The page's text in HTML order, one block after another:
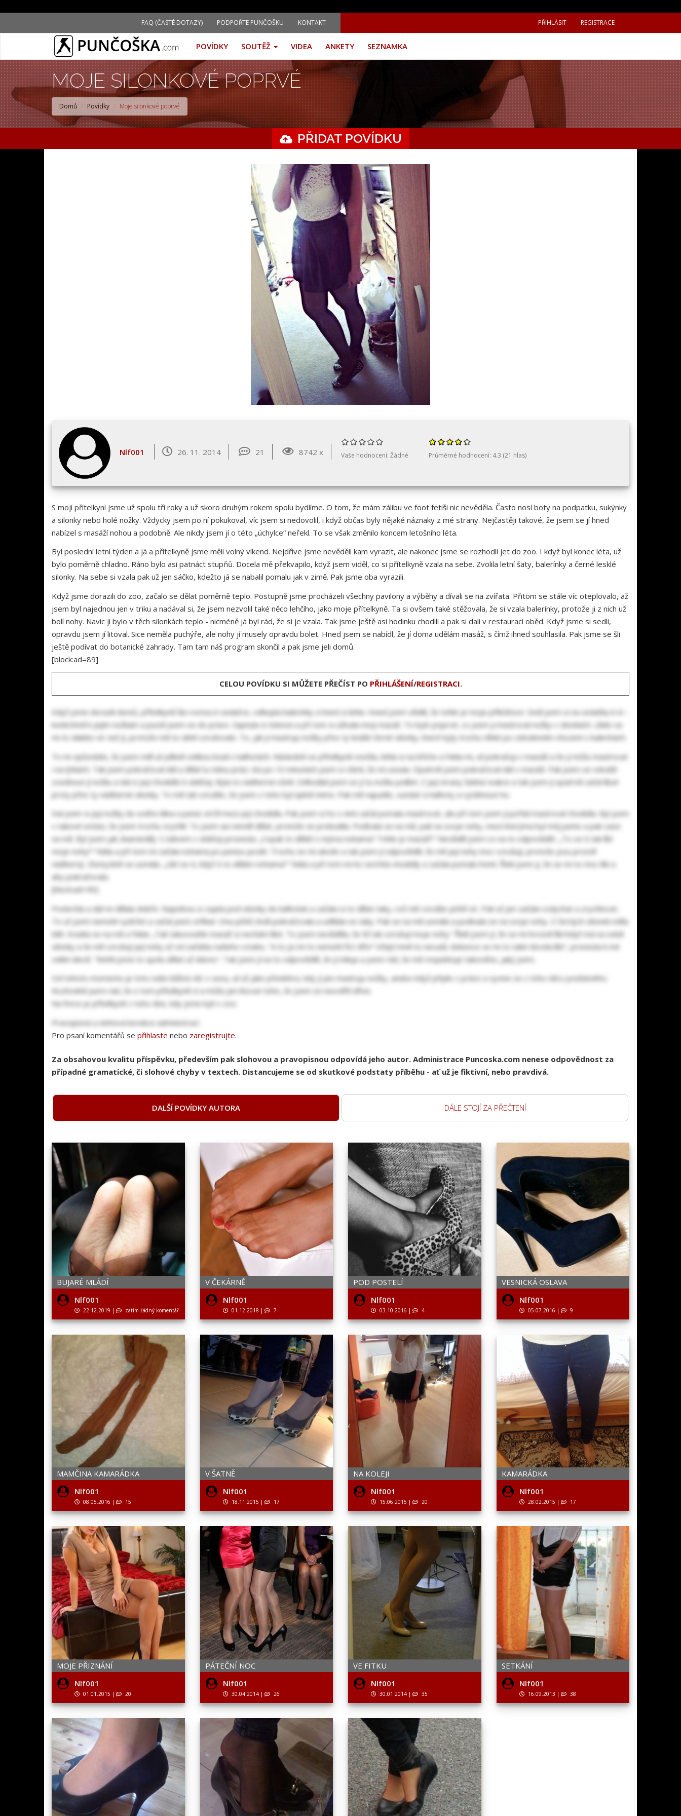
k
obsahu
FAQ (ČASTÉ DOTAZY) PODPOŘTE PUNČOŠKU KONTAKT PŘIHLÁSIT REGISTRACE
POVÍDKY SOUTĚŽ VIDEA ANKETY SEZNAMKA
MOJE SILONKOVÉ POPRVÉ
Domů Povídky Moje silonkové poprvé
PŘIDAT POVÍDKU
Nlf001 26. 11. 2014 21 8742 x Vaše hodnocení: Žádné Průměrné hodnocení: 4.3 (21 hlas)
S mojí přítelkyní jsme už spolu tři roky a už skoro druhým rokem spolu bydlíme. O tom, že mám zálibu ve foot fetiši nic nevěděla. Často nosí boty na podpatku, sukýnky
a silonky nebo holé nožky. Vždycky jsem po ní pokukoval, víc jsem si nedovolil, i když občas byly nějaké náznaky z mé strany. Nejčastěji takové, že jsem se jí hned
nabízel s masáží nohou a podobně. Ale nikdy jsem jí o této „úchylce“ neřekl. To se však změnilo koncem letošního léta.
Byl poslední letní týden a já a přítelkyně jsme měli volný víkend. Nejdříve jsme nevěděli kam vyrazit, ale nakonec jsme se rozhodli jet do zoo. I když byl konec léta, už
bylo poměrně chladno. Ráno bylo asi patnáct stupňů. Docela mě překvapilo, když jsem viděl, co si přítelkyně vzala na sebe. Zvolila letní šaty, balerínky a černé lesklé
silonky. Na sebe si vzala pak už jen sáčko, kdežto já se nabalil pomalu jak v zimě. Pak jsme oba vyrazili.
Když jsme dorazili do zoo, začalo se dělat poměrně teplo. Postupně jsme procházeli všechny pavilony a výběhy a dívali se na zvířata. Přitom se stále víc oteplovalo, až
jsem byl najednou jen v triku a nadával si, že jsem nezvolil také něco lehčího, jako moje přítelkyně. Ta si ovšem také stěžovala, že si vzala balerínky, protože ji z nich už
bolí nohy. Navíc jí bylo v těch silonkách teplo - nicméně já byl rád, že si je vzala. Tak jsme ještě asi hodinku chodili a pak si dali v restauraci oběd. Když jsme si sedli,
opravdu jsem jí litoval. Sice neměla puchýře, ale nohy jí musely opravdu bolet. Hned jsem se nabídl, že jí doma udělám masáž, s čímž ihned souhlasila. Pak jsme se šli
ještě podívat do botanické zahrady. Tam tam náš program skončil a pak jsme jeli domů.
[block:ad=89]
CELOU POVÍDKU SI MŮŽETE PŘEČÍST PO PŘIHLÁŠENÍ/REGISTRACI.
Když jsme dorazili domů, přítelkyně šla rovnou k sedačce, odkopla balerínky a hned si lehla. Hned jsem věděl, že tohle je moje příležitost. Sedl jsem si na sedačku k ní –
konkrétně k jejím nožkám a pustil jsem se do práce. Zapnula si televizi a při tom si užívala moji masáž. To bylo poprvé, co jsem ji masíroval nožky v silonkách. Líbilo se
mi to daleko víc než jí, protože mě to silně vzrušovalo. To, jak jí masíruju nožky přes ty lesklé černé silonky, které byly trochu vlhké po celodenním chození v balerínách.
To mi způsobilo, že jsem měl už pěkně velikou bouli v kalhotách. Následně se přítelkyně otočila, lehla si na břicho a řekla mi, ať pokračuji v masáži a že jí můžu masírovat
i na lýtkách. Tak jsem pokračoval dál a dělal tu milou práci. Asi po 10 minutách jsem si všiml, že mi usnula. Opatrně jsem pokračoval dál v masáži. Pak jsem se odvážil
zvednout jí nožku a dal si její chodidlo k obličeji. Byla to nádherná vůně. Odhodlal jsem se jí tu nožku políbit. Z její strany žádná reakce a tak jsem jí opatrně začal líbat
prsty přes ty nádherné silonky. To mě tak vzrušilo, že jsem z toho byl úplně mimo. Pak mě napadlo, sundat si kalhoty a vytáhnout ho.
Dal jsem si její nožky do svého klína a penis strčil mezi její chodidla. Pak jsem si ho s nimi začal pomalu masírovat, ale při tom jsem jí pořád masíroval chodidla. Byl jsem
v takové extázi, že jsem trochu zrychlil. To jsem asi neměl dělat, protože se probudila. Podívala se na mě, pak na svoje nohy, mezi kterýma byl můj penis a pak zase
na mě. Byl jsem jak zkamenělý. S údivem v obličeji pronesla: „Copak to děláš s mýma nohama? Tohle je masáž?“ Nevěděl jsem co na to odpovědět. „To se ti tak líbí
moje nohy?“ řekla a při tom mi začala nohama po penisu jezdit. Trochu se mi ulevilo a tak jsem jí odpověděl, že mě její nohy moc vzrušují, protože jsou prostě
nádherný. Zlomyslně se usmála. „Líbí se ti, když ti to dělám nohama?“ řekla a při tom mi ho sevřela chodidly a začala pomalu honit. Řekl jsem jí, že se mi to moc líbí a
aby pokračovala.
[block:ad=90]
Poslechla a dál mi dělala dobře. Najednou si zajela pod silonky do kalhotek a začala si to dělat taky, což mě vzrušilo ještě víc. Pak už jen začala vzdychat a zrychlovat.
To už jsem nemohl vydržet a začal jsem stříkat. Ona ještě chvíli pokračovala a udělala se taky. Pak se na mě usmála a podívala se na svoje nohy. Z černých silonek měla
bílé. Koukla se na mě a řekla: „Tak takovouhle masáž si nechám líbit. To jsem nevěděla, že tě tak vzrušují moje nohy.“ Řekl jsem jí, že se mi hrozně líbí když má na sobě
silonky a že mě vzrušují její nohy už od začátku našeho vztahu. "A to jsi mi to nemohl říct dřív? Vždyť mně to nevadí, dokonce se mi to také docela líbí", pronesla k mé
velké úlevě. "Mohli jsme to spolu dělat už dávno". Tak jsem jí na to odpověděl, že jí miluju a jsem rád, že mě respektuje takového, jaký jsem.
Od tohoto momentu je toto naše běžná věc v sexu, ať už jako předehra, kdy jí jen masíruju nožky, anebo když přijde z práce a vyvine se z toho něco podobného.
Rozhodně jsem rád, že o tom přítelkyně ví a můžu jen litovat toho, že jsem se nesvěřil dříve.
Na fotce je přítelkyně z toho dne, kdy jsme byli v zoo.
Pravopisná a slohová korekce administrací.
Pro psaní komentářů se přihlaste nebo zaregistrujte.
Za obsahovou kvalitu příspěvku, především pak slohovou a pravopisnou odpovídá jeho autor. Administrace Puncoska.com nenese odpovědnost za
případné gramatické, či slohové chyby v textech. Distancujeme se od skutkové podstaty příběhu - ať už je fiktivní, nebo pravdivá.
DALŠÍ POVÍDKY AUTORA DÁLE STOJÍ ZA PŘEČTENÍ
BUJARÉ MLÁDÍ
Nlf001
22.12.2019 | zatím žádný komentář
V ČEKÁRNĚ
Nlf001
01.12.2018 | 7
POD POSTELÍ
Nlf001
03.10.2016 | 4
VESNICKÁ OSLAVA
Nlf001
05.07.2016 | 9
MAMČINA KAMARÁDKA
Nlf001
08.05.2016 | 15
V ŠATNĚ
Nlf001
18.11.2015 | 17
NA KOLEJI
Nlf001
15.06.2015 | 20
KAMARÁDKA
Nlf001
28.02.2015 | 17
MOJE PŘIZNÁNÍ
Nlf001
01.01.2015 | 20
PÁTEČNÍ NOC
Nlf001
30.04.2014| 26
VE FITKU
Nlf001
30.01.2014 | 35
SETKÁNÍ
Nlf001
16.09.2013 | 38